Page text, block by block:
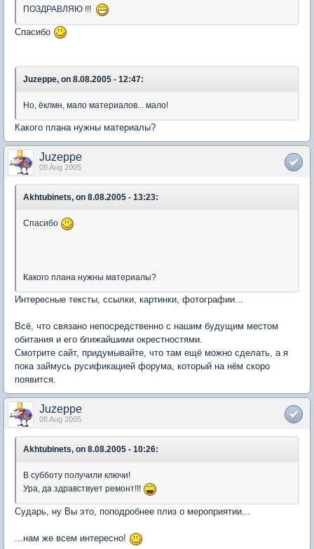
ПОЗДРАВЛЯЮ !!!
Спасибо
Juzeppe, on 8.08.2005 - 12:47:
Но, ёклмн, мало материалов... мало!
Какого плана нужны материалы?
Juzeppe
08 Aug 2005
Akhtubinets, on 8.08.2005 - 13:23:
Спасибо
Какого плана нужны материалы?
Интересные тексты, ссылки, картинки, фотографии...
Всё, что связано непосредственно с нашим будущим местом
обитания и его ближайшими окрестностями.
Смотрите сайт, придумывайте, что там ещё можно сделать, а я
пока займусь русификацией форума, который на нём скоро
появится.
Juzeppe
08 Aug 2005
Akhtubinets, on 8.08.2005 - 10:26:
В субботу получили ключи!
Ура, да здравствует ремонт!!!
Сударь, ну Вы это, поподробнее плиз о мероприятии...
...нам же всем интересно!